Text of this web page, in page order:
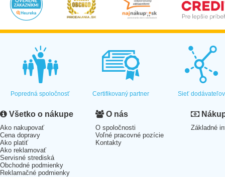
Popredná spoločnosť Certifikovaný partner Sieť dodávateľov
Všetko o nákupe
Ako nakupovať
Cena dopravy
Ako platiť
Ako reklamovať
Servisné strediská
Obchodné podmienky
Reklamačné podmienky
O nás
O spoločnosti
Voľné pracovné pozície
Kontakty
Základné